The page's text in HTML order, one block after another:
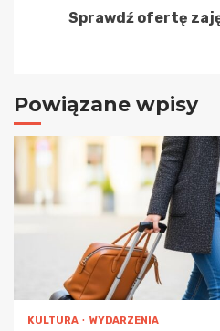
Sprawdź ofertę
Powiązane wpisy
KULTURA WYDARZENIA